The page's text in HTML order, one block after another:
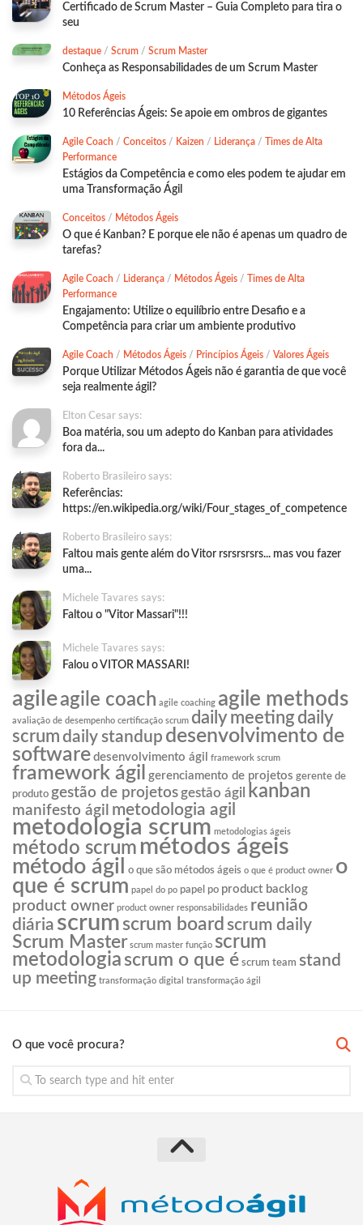
Certificado de Scrum Master – Guia Completo para tira o
seu
destaque / Scrum / Scrum Master
Conheça as Responsabilidades de um Scrum Master
Métodos Ágeis
10 Referências Ágeis: Se apoie em ombros de gigantes
Agile Coach / Conceitos / Kaizen / Liderança / Times de Alta
Performance
Estágios da Competência e como eles podem te ajudar em
uma Transformação Ágil
Conceitos / Métodos Ágeis
O que é Kanban? E porque ele não é apenas um quadro de
tarefas?
Agile Coach / Liderança / Métodos Ágeis / Times de Alta
Performance
Engajamento: Utilize o equilíbrio entre Desafio e a
Competência para criar um ambiente produtivo
Agile Coach / Métodos Ágeis / Princípios Ágeis / Valores Ágeis
Porque Utilizar Métodos Ágeis não é garantia de que você
seja realmente ágil?
Elton Cesar says:
Boa matéria, sou um adepto do Kanban para atividades
fora da...
Roberto Brasileiro says:
Referências:
https://en.wikipedia.org/wiki/Four_stages_of_competence
Roberto Brasileiro says:
Faltou mais gente além do Vitor rsrsrsrsrs... mas vou fazer
uma...
Michele Tavares says:
Faltou o "Vitor Massari"!!!
Michele Tavares says:
Falou o VITOR MASSARI!
agileagile coach agile coaching agile methods
avaliação de desempenho certificação scrum daily meeting daily
scrumdaily standup desenvolvimento de
software desenvolvimento ágil framework scrum
framework ágil gerenciamento de projetos gerente de
produto gestão de projetos gestão ágil kanban
manifesto ágil metodologia agil
metodologia scrum metodologias ágeis
método scrum métodos ágeis
método ágil o que são métodos ágeis o que é product owner o
que é scrum papel do po papel po product backlog
product owner product owner responsabilidades reunião
diária scrum scrum board scrum daily
Scrum Master scrum master função scrum
metodologia scrum o que é scrum team stand
up meeting transformação digital transformação ágil
O que você procura?